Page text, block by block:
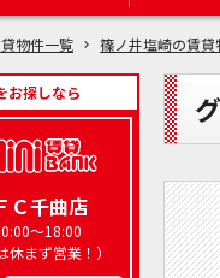
物件一覧 篠ノ井塩崎の賃貸
お探しなら
Ｃ千曲店
～18:00
まず営業！）